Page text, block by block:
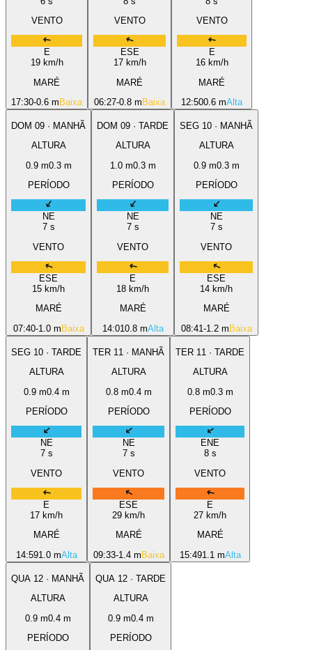
VENTO
E
19km/h
MARÉ
17:30-0.6 m Baixa
VENTO
ESE
17km/h
MARÉ
06:27-0.8 m Baixa
VENTO
E
16km/h
MARÉ
12:500.6 mAlta
DOM 09 · MANHÃ
ALTURA
0.9m0.3m
PERÍODO
NE
7s
VENTO
ESE
15 km/h
MARÉ
07:40-1.0 m Baixa
DOM 09 · TARDE
ALTURA
1.0m0.3m
PERÍODO
NE
7s
VENTO
E
18 km/h
MARÉ
14:01 0.8 mAlta
SEG 10 · MANHÃ
ALTURA
0.9m0.3m
PERÍODO
NE
7s
VENTO
ESE
14 km/h
MARÉ
08:41 -1.2 m Baixa
SEG 10 · TARDE
ALTURA
0.9m0.4m
PERÍODO
NE
7s
VENTO
E
17 km/h
MARÉ
14:591.0 mAlta
TER 11 · MANHÃ
ALTURA
0.8m0.4m
PERÍODO
NE
7s
VENTO
ESE
29 km/h
MARÉ
09:33-1.4 mBaixa
TER 11 · TARDE
ALTURA
0.8m0.3m
PERÍODO
ENE
8s
VENTO
E
27 km/h
MARÉ
15:491.1 mAlta
QUA 12 · MANHÃ
ALTURA
0.9m0.4m
PERÍODO
QUA 12 · TARDE
ALTURA
0.9m0.4m
PERÍODO